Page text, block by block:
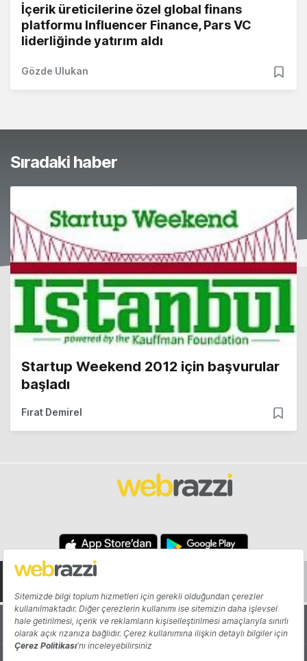
İçerik üreticilerine özel global finans
platformu Influencer Finance, Pars VC
liderliğinde yatırım aldı
Gözde Ulukan
Sıradaki haber
Startup Weekend 2012 için başvurular
başladı
Fırat Demirel
Hakkında Yazarlar